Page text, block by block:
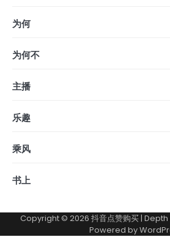
为何
为何不
主播
乐趣
乘风
书上
Copyright © 2026 抖音点赞购买 |
Powered by